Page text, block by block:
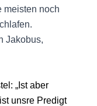
meisten noch
Jakobus,
„Ist aber
unsre Predigt